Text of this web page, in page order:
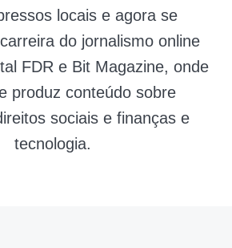
locais e agora se
do jornalismo online
FDR e Bit Magazine, onde
produz conteúdo sobre
sociais e finanças e
tecnologia.